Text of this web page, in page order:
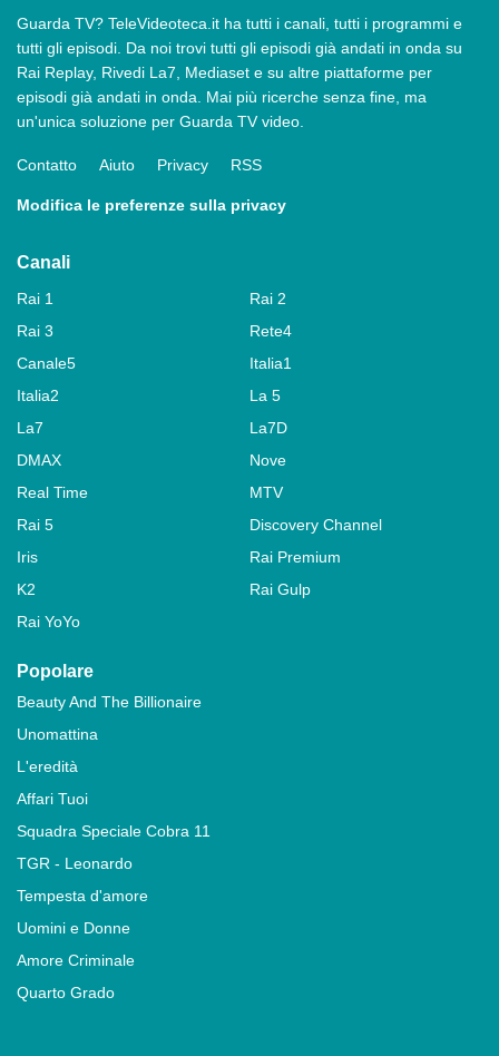
Guarda TV? TeleVideoteca.it ha tutti i canali, tutti i programmi e
tutti gli episodi. Da noi trovi tutti gli episodi già andati in onda su
Rai Replay, Rivedi La7, Mediaset e su altre piattaforme per
episodi già andati in onda. Mai più ricerche senza fine, ma
un'unica soluzione per Guarda TV video.
Contatto Aiuto Privacy RSS
Modifica le preferenze sulla privacy
Canali
Rai 1
Rai 2
Rai 3
Rete4
Canale5
Italia1
Italia2
La 5
La7
La7D
DMAX
Nove
Real Time
MTV
Rai 5
Discovery Channel
Iris
Rai Premium
K2
Rai Gulp
Rai YoYo
Popolare
Beauty And The Billionaire
Unomattina
L'eredità
Affari Tuoi
Squadra Speciale Cobra 11
TGR - Leonardo
Tempesta d'amore
Uomini e Donne
Amore Criminale
Quarto Grado